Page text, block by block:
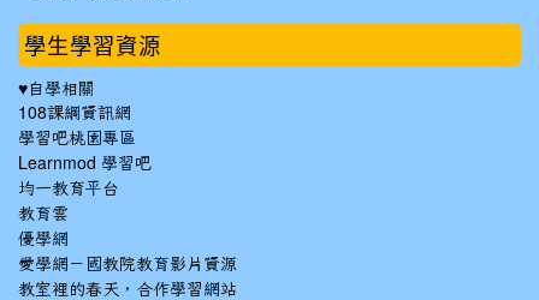
學生學習資源
♥自學相關
108課綱資訊網
學習吧桃園專區
Learnmod 學習吧
均一教育平台
教育雲
優學網
愛學網－國教院教育影片資源
教室裡的春天，合作學習網站